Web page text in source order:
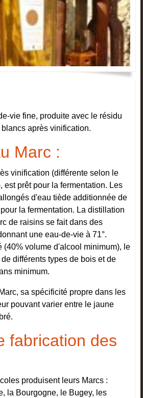
vie fine, produite avec le résidu
après vinification.
Marc :
vinification (différente selon le
est prêt pour la fermentation. Les
d'eau tiède additionnée de
la fermentation. La distillation
de raisins se fait dans des
une eau-de-vie à 71°.
(40% volume d'alcool minimum), le
différents types de bois et de
minimum.
sa spécificité propre dans les
pouvant varier entre le jaune
fabrication des
produisent leurs Marcs :
la Bourgogne, le Bugey, les